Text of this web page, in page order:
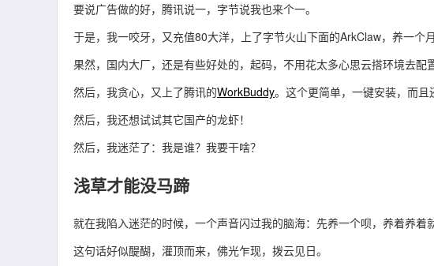
要说广告做的好，腾讯说一，字节说我也来个一。
于是，我一咬牙，又充值80大洋，上了字节火山下面的ArkClaw，养一个月
果然，国内大厂，还是有些好处的，起码，不用花太多心思云搭环境去配
然后，我贪心，又上了腾讯的WorkBuddy。这个更简单，一键安装，而且
然后，我还想试试其它国产的龙虾！
然后，我迷茫了：我是谁？我要干啥？
浅草才能没马蹄
就在我陷入迷茫的时候，一个声音闪过我的脑海：先养一个呗，养着养着
这句话好似醍醐，灌顶而来，佛光乍现，拨云见日。